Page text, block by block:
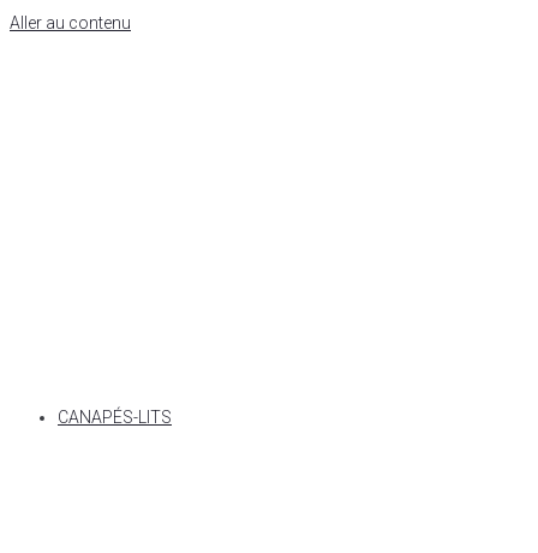
Aller au contenu
CANAPÉS-LITS